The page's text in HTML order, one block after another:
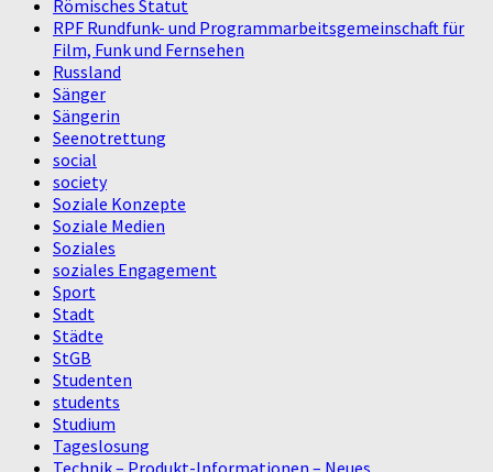
Römisches Statut
RPF Rundfunk- und Programmarbeitsgemeinschaft für
Film, Funk und Fernsehen
Russland
Sänger
Sängerin
Seenotrettung
social
society
Soziale Konzepte
Soziale Medien
Soziales
soziales Engagement
Sport
Stadt
Städte
StGB
Studenten
students
Studium
Tageslosung